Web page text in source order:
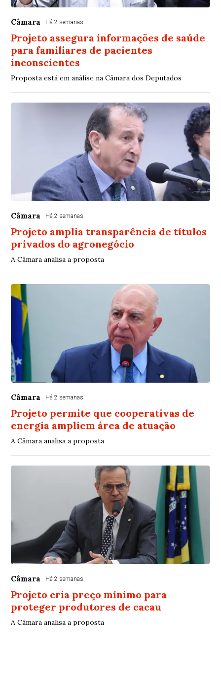
Câmara Há 2 semanas
Projeto assegura informações de saúde
para familiares de pacientes
inconscientes
Proposta está em análise na Câmara dos Deputados
Câmara Há 2 semanas
Projeto amplia transparência de títulos
privados do agronegócio
A Câmara analisa a proposta
Câmara Há 2 semanas
Projeto permite que cooperativas de
energia ampliem área de atuação
A Câmara analisa a proposta
Câmara Há 2 semanas
Projeto cria preço mínimo para
proteger produtores de cacau
A Câmara analisa a proposta